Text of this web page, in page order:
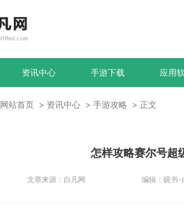
资讯中心 手游下载 应用
网站首页 资讯中心 手游攻略 正文
怎样攻略赛尔号超
文章来源： 白凡网 编辑： 砚书-